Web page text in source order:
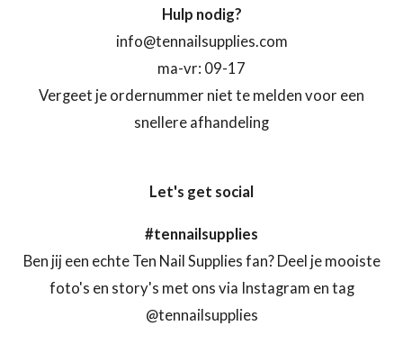
Hulp nodig?
info@tennailsupplies.com
ma-vr: 09-17
Vergeet je ordernummer niet te melden voor een
snellere afhandeling
Let's get social
#tennailsupplies
Ben jij een echte Ten Nail Supplies fan? Deel je mooiste
foto's en story's met ons via Instagram en tag
@tennailsupplies